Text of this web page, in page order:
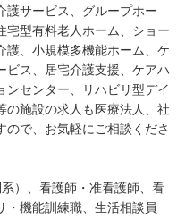
護サービス、グループホー
宅型有料老人ホーム、ショー
護、小規模多機能ホーム、ケ
ビス、居宅介護支援、ケアハ
ンセンター、リハビリ型デイ
の施設の求人も医療法人、社
で、お気軽にご相談くださ
）、看護師・准看護師、看
・機能訓練職、生活相談員